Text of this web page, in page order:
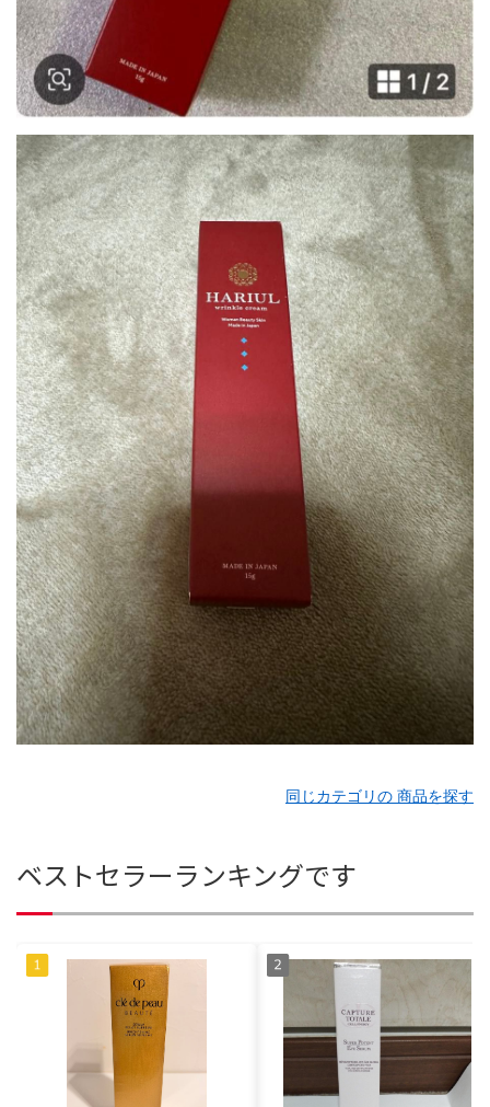
同じカテゴリの 商品を探す
ベストセラーランキングです